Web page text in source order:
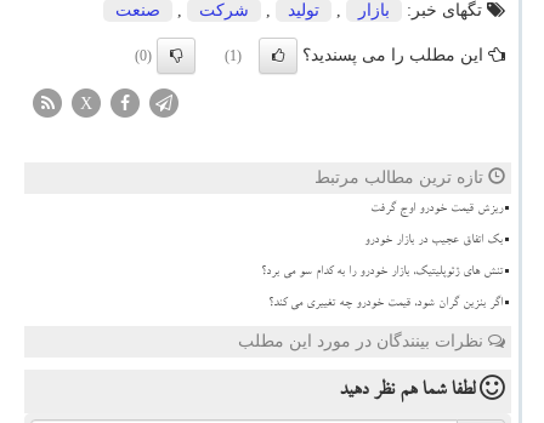
تگهای خبر:
بازار , تولید , شركت , صنعت
این مطلب را می پسندید؟ (1)
(0)
X
تازه ترین مطالب مرتبط
ریزش قیمت خودرو اوج گرفت
بک اتفاق عجیب در بازار خودرو
تنش های ژئوپلیتیک، بازار خودرو را به کدام سو می برد؟
اگر بنزین گران شود، قیمت خودرو چه تغییری می کند؟
نظرات بینندگان در مورد این مطلب
لطفا شما همنظر دهید